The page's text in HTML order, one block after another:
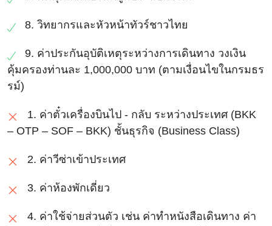
8. วิทยากรและหัวหน้าทัวร์ชาวไทย
9. ค่าประกันอุบัติเหตุระหว่างการเดินทาง วงเงิน
คุ้มครองท่านละ 1,000,000 บาท (ตามเงื่อนไขในกรมธร
รม์)
1. ค่าตั๋วเครื่องบินไป - กลับ ระหว่างประเทศ (BKK
– OTP – SOF – BKK) ชั้นธุรกิจ (Business Class)
2. ค่าวีซ่าเข้าประเทศ
3. ค่าห้องพักเดี่ยว
4. ค่าใช้จ่ายส่วนตัว เช่น ค่าทําหนังสือเดินทาง ค่า